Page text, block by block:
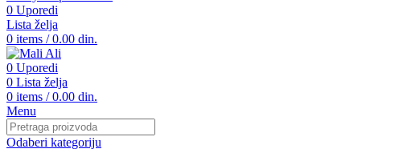
0 Uporedi
Lista želja
0 items / 0.00 din.
0 Uporedi
0 Lista želja
0 items / 0.00 din.
Menu
Odaberi kategoriju